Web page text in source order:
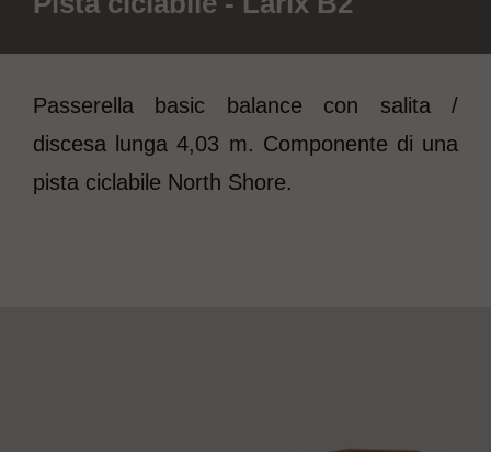
Passerella basic balance con salita /
discesa lunga 4,03 m. Componente di una
pista ciclabile North Shore.